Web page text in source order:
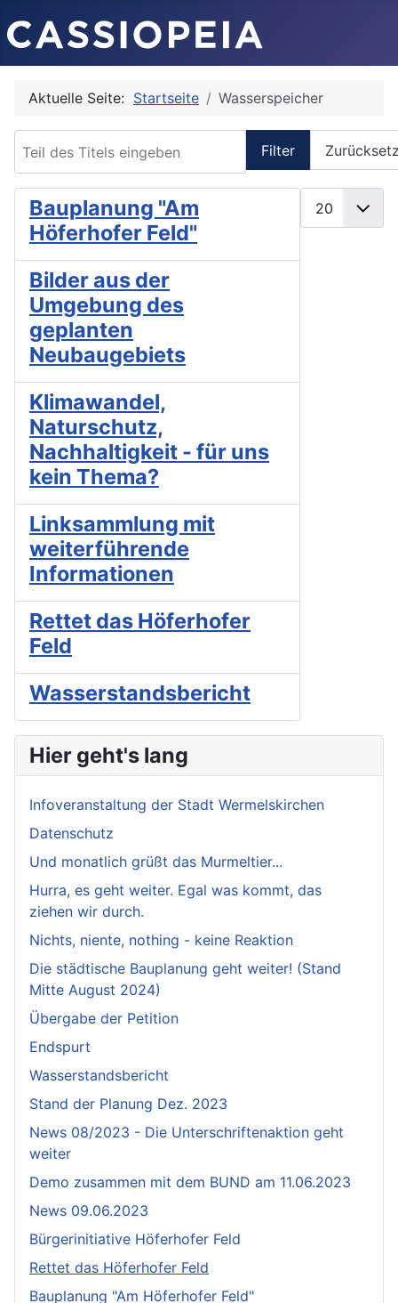
Aktuelle Seite: Startseite Wasserspeicher
Filter
Bauplanung "Am
Höferhofer Feld"
Bilder aus der
Umgebung des
geplanten
Neubaugebiets
Klimawandel,
Naturschutz,
Nachhaltigkeit - für uns
kein Thema?
Linksammlung mit
weiterführende
Informationen
Rettet das Höferhofer
Feld
Wasserstandsbericht
Hier geht's lang
Infoveranstaltung der Stadt Wermelskirchen
Datenschutz
Und monatlich grüßt das Murmeltier...
Hurra, es geht weiter. Egal was kommt, das
ziehen wir durch.
Nichts, niente, nothing - keine Reaktion
Die städtische Bauplanung geht weiter! (Stand
Mitte August 2024)
Übergabe der Petition
Endspurt
Wasserstandsbericht
Stand der Planung Dez. 2023
News 08/2023 - Die Unterschriftenaktion geht
weiter
Demo zusammen mit dem BUND am 11.06.2023
News 09.06.2023
Bürgerinitiative Höferhofer Feld
Rettet das Höferhofer Feld
Bauplanung "Am Höferhofer Feld"